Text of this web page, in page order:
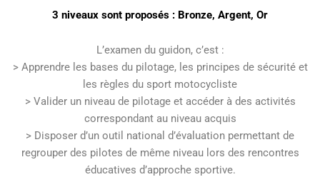
3 niveaux sont proposés : Bronze, Argent, Or
L’examen du guidon, c’est :
> Apprendre les bases du pilotage, les principes de sécurité et
les règles du sport motocycliste
> Valider un niveau de pilotage et accéder à des activités
correspondant au niveau acquis
> Disposer d’un outil national d’évaluation permettant de
regrouper des pilotes de même niveau lors des rencontres
éducatives d’approche sportive.